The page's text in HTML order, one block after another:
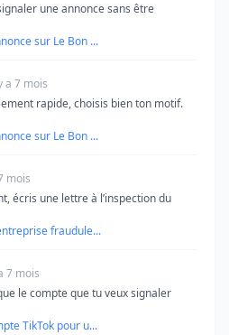
une annonce sans être
sur Le Bon ...
a 7 mois
rapide, choisis bien ton motif.
sur Le Bon ...
mois
écris une lettre à l’inspection du
fraudule...
7 mois
le compte que tu veux signaler
TikTok pour u...